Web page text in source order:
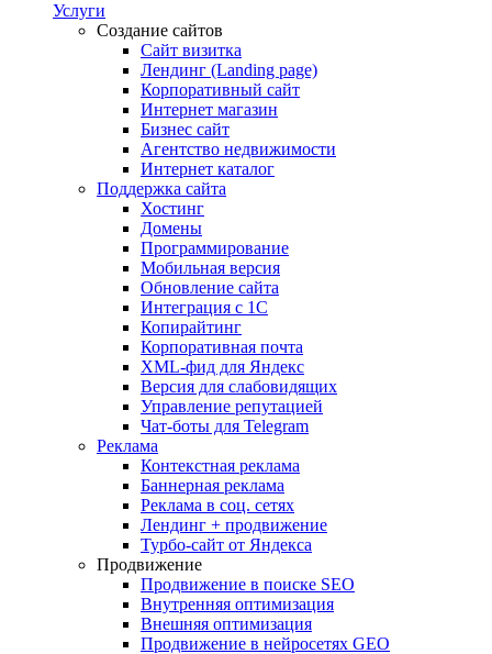
Услуги
Создание сайтов
Сайт визитка
Лендинг (Landing page)
Корпоративный сайт
Интернет магазин
Бизнес сайт
Агентство недвижимости
Интернет каталог
Поддержка сайта
Хостинг
Домены
Программирование
Мобильная версия
Обновление сайта
Интеграция с 1С
Копирайтинг
Корпоративная почта
XML-фид для Яндекс
Версия для слабовидящих
Управление репутацией
Чат-боты для Telegram
Реклама
Контекстная реклама
Баннерная реклама
Реклама в соц. сетях
Лендинг + продвижение
Турбо-сайт от Яндекса
Продвижение
Продвижение в поиске SEO
Внутренняя оптимизация
Внешняя оптимизация
Продвижение в нейросетях GEO